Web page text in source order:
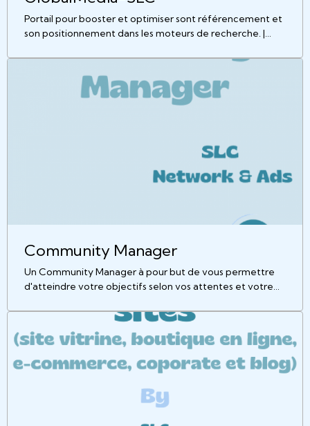
Portail pour booster et optimiser sont référencement et
son positionnement dans les moteurs de recherche. |
Community Manager
Un Community Manager à pour but de vous permettre
d'atteindre votre objectifs selon vos attentes et votre